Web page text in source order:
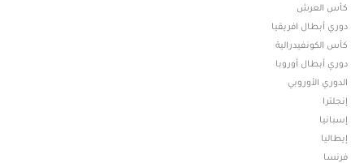
كأس العرش
دوري أبطال افريقيا
كأس الكونفيدرالية
دوري أبطال أوروبا
الدوري الأوروبي
إنجلترا
إسبانيا
إيطاليا
فرنسا